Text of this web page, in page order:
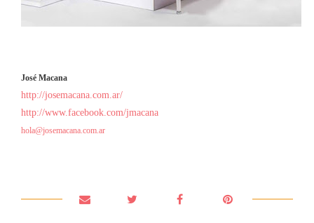
José Macana
http://josemacana.com.ar/
http://www.facebook.com/jmacana
hola@josemacana.com.ar